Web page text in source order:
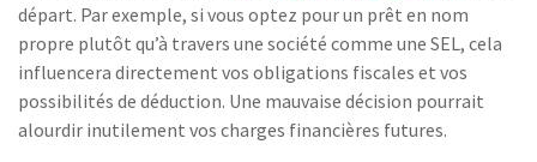
départ. Par exemple, si vous optez pour un prêt en nom
propre plutôt qu’à travers une société comme une SEL, cela
influencera directement vos obligations fiscales et vos
possibilités de déduction. Une mauvaise décision pourrait
alourdir inutilement vos charges financières futures.